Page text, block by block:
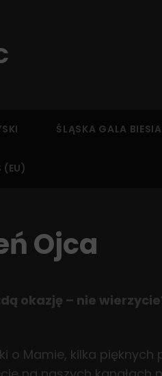
ŚLĄSKA GALA
(EU)
Ojca
okazję – nie
o Mamie, kilka pięknych